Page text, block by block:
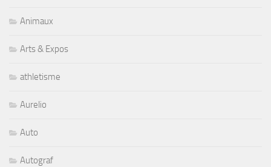
Animaux
Arts & Expos
athletisme
Aurelio
Auto
Autograf